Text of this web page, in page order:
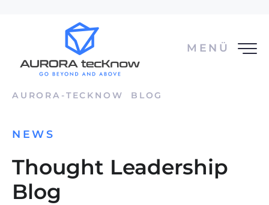
MENÜ
AURORA-TECKNOW BLOG
NEWS
Thought Leadership
Blog